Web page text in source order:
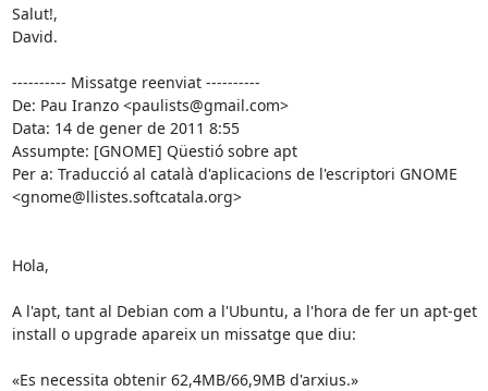
Salut!,
David.
---------- Missatge reenviat ----------
De: Pau Iranzo <paulists@gmail.com>
Data: 14 de gener de 2011 8:55
Assumpte: [GNOME] Qüestió sobre apt
Per a: Traducció al català d'aplicacions de l'escriptori GNOME
<gnome@llistes.softcatala.org>
Hola,
A l'apt, tant al Debian com a l'Ubuntu, a l'hora de fer un apt-get
install o upgrade apareix un missatge que diu:
«Es necessita obtenir 62,4MB/66,9MB d'arxius.»